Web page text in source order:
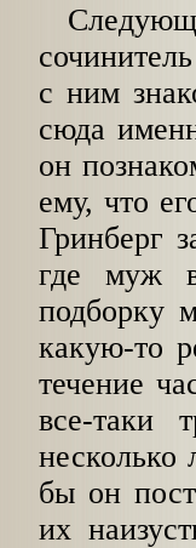
с ним
сюда
он
ему, что
Гринберг
где муж
подборку
какую-то
течение
все-таки
несколько
бы он
их